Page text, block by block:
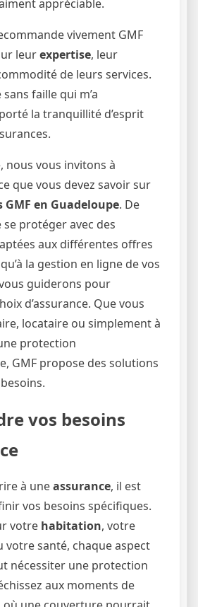
appréciable.
vivement GMF
leurexpertise, leur
de leurs services.
faille qui m’a
la tranquillité d’esprit
nous vous invitons à
que vous devez savoir sur
GMF en Guadeloupe. De
se protéger avec des
aux différentes offres
la gestion en ligne de vos
guiderons pour
d’assurance. Que vous
locataire ou simplement à
protection
GMF propose des solutions
vos besoins
à uneassurance, il est
vos besoins spécifiques.
votre habitation, votre
votre santé, chaque aspect
nécessiter une protection
aux moments de